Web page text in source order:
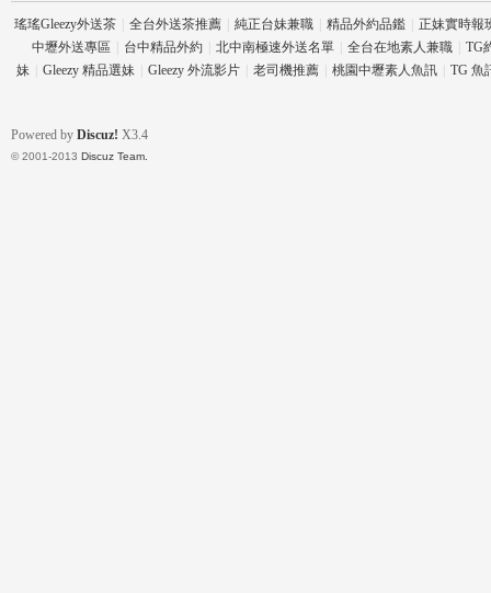
瑤瑤Gleezy外送茶 全台外送茶推薦 純正台妹兼職 精品外約品鑑
正妹實時報
中壢外送專區
台中精品外約 北中南極速外送名單 全台在地素人兼職
TG
妹
Gleezy 精品選妹 Gleezy 外流影片 老司機推薦 桃園中壢素人魚訊 TG 魚
Powered by Discuz! X3.4
© 2001-2013 Discuz Team.